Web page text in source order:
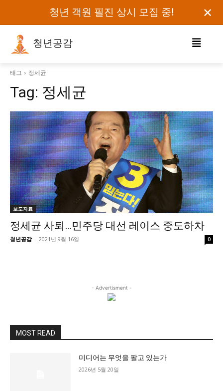
검색어를 입력하세요.
카테고리
오피니언
에세이
칼럼
보도자료
정치
정치일반
문화일반
청년 객원 필진 상시 모집 중! ✕
청년공감
태그 정세균
Tag: 정세균
보도자료
정세균 사퇴…민주당 대선 레이스 중도하차
청년공감 - 2021년 9월 16일 0
- Advertisment -
MOST READ
미디어는 무엇을 팔고 있는가
2026년 5월 20일